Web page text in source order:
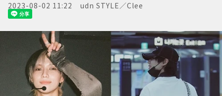
2023-08-02 11:22 udn STYLE／Clee